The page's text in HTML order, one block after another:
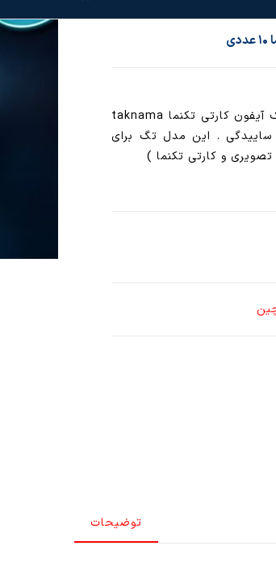
تگ آیفون تکنما (مدل اورجینال ) خرید تگ تکنما ، تک آیفون کارتی تکنما taknama
ساییدگی . این مدل تگ برای
توضیحات